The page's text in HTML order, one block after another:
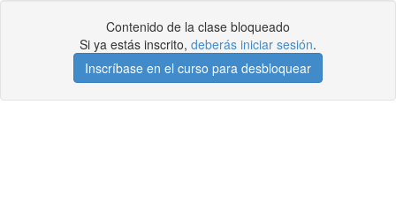
Contenido de la clase bloqueado
Si ya estás inscrito, deberás iniciar sesión.
Inscríbase en el curso para desbloquear